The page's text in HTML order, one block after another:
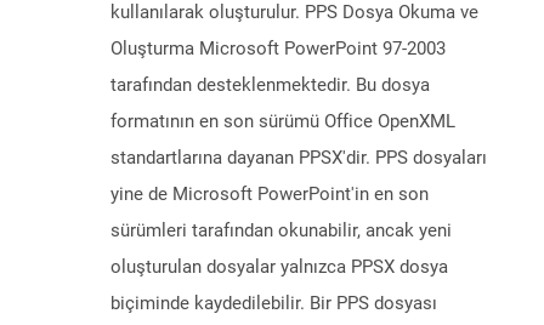
kullanılarak oluşturulur. PPS Dosya Okuma ve
Oluşturma Microsoft PowerPoint 97-2003
tarafından desteklenmektedir. Bu dosya
formatının en son sürümü Office OpenXML
standartlarına dayanan PPSX'dir. PPS dosyaları
yine de Microsoft PowerPoint'in en son
sürümleri tarafından okunabilir, ancak yeni
oluşturulan dosyalar yalnızca PPSX dosya
biçiminde kaydedilebilir. Bir PPS dosyası